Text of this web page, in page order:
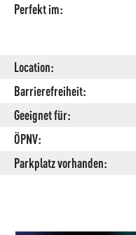
Perfekt im:
Location:
Barrierefreiheit:
Geeignet für:
ÖPNV:
Parkplatz vorhanden: